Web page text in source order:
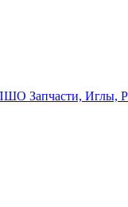
Запчасти, Иглы,